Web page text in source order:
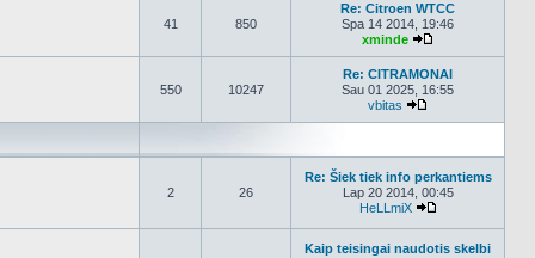
41 850
Re: Citroen WTCC
Spa 14 2014, 19:46
xminde
550 10247
Re: CITRAMONAI
Sau 01 2025, 16:55
vbitas
2 26
Re: Šiek tiek info perkantiems
Lap 20 2014, 00:45
HeLLmiX
Kaip teisingai naudotis skelbi